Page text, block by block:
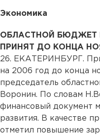
Экономика
ОБЛАСТНОЙ БЮДЖЕТ
ПРИНЯТ ДО КОНЦА
26. ЕКАТЕРИНБУРГ.
на 2006 год до конца
председатель
Воронин. По словам
финансовый документ
развития. В качестве
отметил повышение